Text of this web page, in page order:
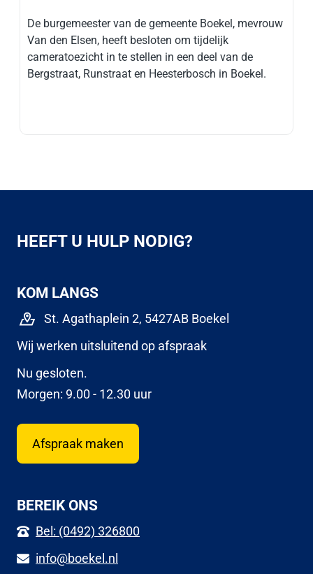
De burgemeester van de gemeente Boekel, mevrouw
Van den Elsen, heeft besloten om tijdelijk
cameratoezicht in te stellen in een deel van de
Bergstraat, Runstraat en Heesterbosch in Boekel.
HEEFT U HULP NODIG?
KOM LANGS
St. Agathaplein 2, 5427AB Boekel
Wij werken uitsluitend op afspraak
Nu gesloten.
Morgen: 9.00 - 12.30 uur
Afspraak maken
BEREIK ONS
Bel: (0492) 326800
info@boekel.nl